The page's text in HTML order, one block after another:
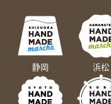
静岡 浜松